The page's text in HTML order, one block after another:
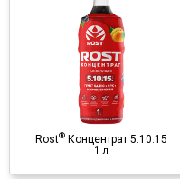
Rost® Концентрат 5.10.15
1 л
Концентрат 15.7.7
1 л
Органо-минеральное
удобрение
♦ NPK
♦ микроэлементы
♦ гуминовые вещества